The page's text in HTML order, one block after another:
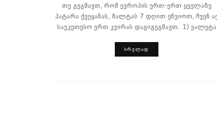
თუ გეგმავთ, რომ ევროპის ერთ-ერთ ყველაზე
პატარა ქვეყანას, მალტას 7 დღით ეწვიოთ, ჩვენ აქ
საუკეთესო ერთ კვირას დაგიგეგმავთ. 1) ვალეტა
ᲡᲠᲣᲚᲐᲓ